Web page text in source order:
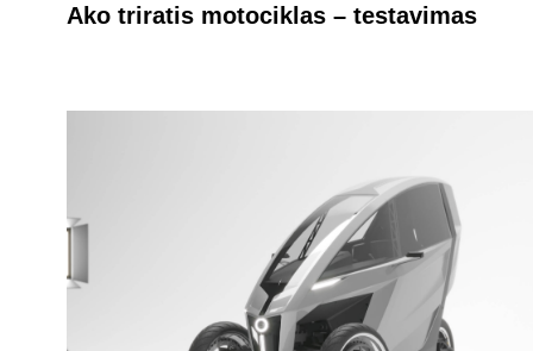
Ako triratis motociklas – testavimas